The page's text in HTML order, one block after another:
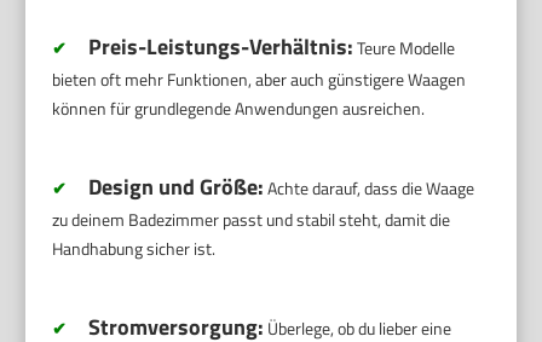
✔ Preis-Leistungs-Verhältnis:Teure Modelle
bieten oft mehr Funktionen, aber auch günstigere Waagen
können für grundlegende Anwendungen ausreichen.
✔ Design und Größe:Achte darauf, dass die Waage
zu deinem Badezimmer passt und stabil steht, damit die
Handhabung sicher ist.
✔ Stromversorgung: Überlege, ob du lieber eine